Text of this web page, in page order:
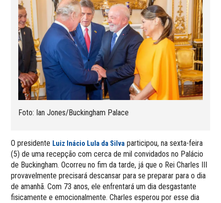
Foto: Ian Jones/Buckingham Palace
O presidente Luiz Inácio Lula da Silva participou, na sexta-feira
(5) de uma recepção com cerca de mil convidados no Palácio
de Buckingham. Ocorreu no fim da tarde, já que o Rei Charles III
provavelmente precisará descansar para se preparar para o dia
de amanhã. Com 73 anos, ele enfrentará um dia desgastante
fisicamente e emocionalmente. Charles esperou por esse dia